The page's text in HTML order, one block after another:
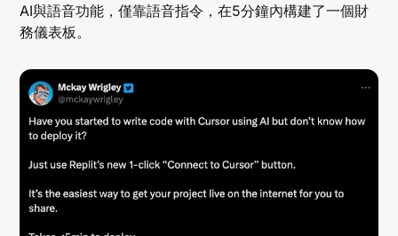
AI與語音功能，僅靠語音指令，在5分鐘內構建了一個財
務儀表板。